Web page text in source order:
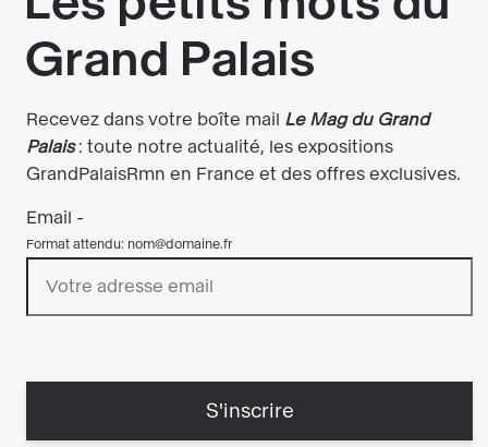
célèbre violoncelliste de renommée mondiale
coeur parmi les milliers d'objets présentés au
arts, un parcours de visites privées hors-les-
murs pendant toute la durée du salon
Un évènement consacré aux arts de l’Antiquité
à nos jours à Paris à ne pas manquer !